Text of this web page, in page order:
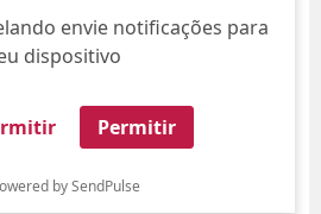
envie notificações para
dispositivo
Permitir
by SendPulse